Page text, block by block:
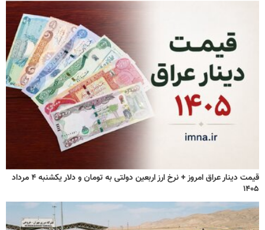
قیمت دینار عراق امروز + نرخ ارز اربعین دولتی به تومان و دلار یکشنبه ۴ مرداد
۱۴۰۵